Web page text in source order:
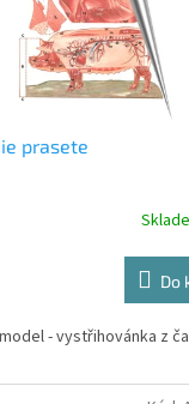
prasete
Do
- vystřihovánka z